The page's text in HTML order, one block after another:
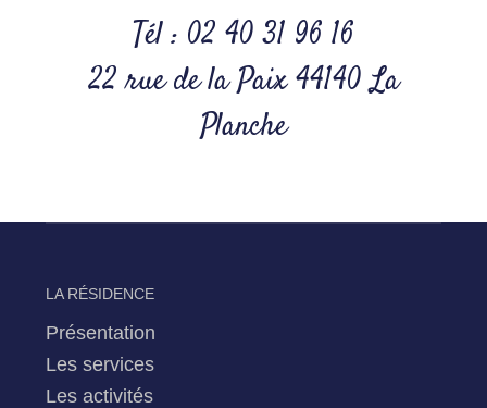
Tél : 02 40 31 96 16
22 rue de la Paix 44140 La
Planche
LA RÉSIDENCE
Présentation
Les services
Les activités